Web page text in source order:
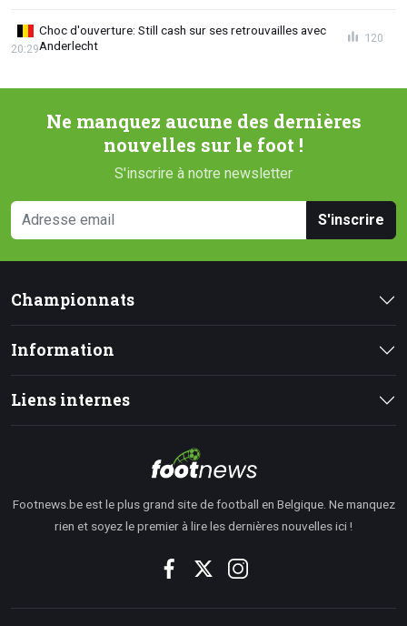
Choc d'ouverture: Still cash sur ses retrouvailles avec
Anderlecht
20:29
120
Ne manquez aucune des dernières
nouvelles sur le foot !
S'inscrire à notre newsletter
S'inscrire
Championnats
Information
Liens internes
Footnews.be est le plus grand site de football en Belgique. Ne manquez
rien et soyez le premier à lire les dernières nouvelles ici !